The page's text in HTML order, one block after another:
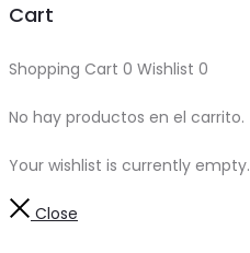
Cart
Shopping Cart 0 Wishlist 0
No hay productos en el carrito.
Your wishlist is currently empty.
Close